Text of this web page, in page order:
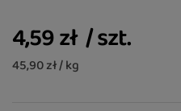
4,59 zł /szt.
45,90 zł / kg